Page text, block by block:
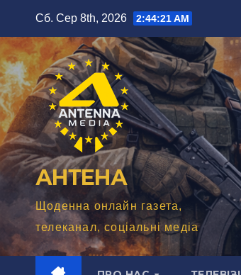
вмісту
Сб. Сер 8th, 2026 2:44:22 AM
АНТЕНА
Щоденна онлайн газета,
телеканал, соціальні медіа